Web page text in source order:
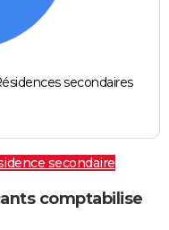
secondaires
secondaire
comptabilise